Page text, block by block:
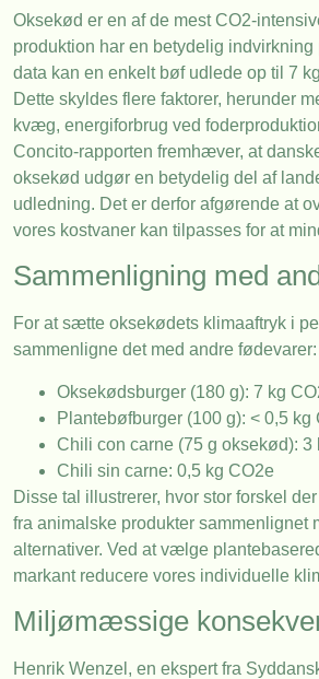
Oksekød er en af de mest CO2-
produktion har en betydelig
data kan en enkelt bøf udlede op til 7
Dette skyldes flere faktorer, herunder
kvæg, energiforbrug ved
Concito-rapporten fremhæver, at
oksekød udgør en betydelig del af
udledning. Det er derfor afgørende at
vores kostvaner kan tilpasses for at
Sammenligning med
For at sætte oksekødets klimaaftryk i
sammenligne det med andre fødevarer:
Oksekødsburger (180 g): 7 kg
Plantebøfburger (100 g): < 0,5 kg
Chili con carne (75 g oksekød): 3
Chili sin carne: 0,5 kg CO2e
Disse tal illustrerer, hvor stor forskel
fra animalske produkter sammenlignet
alternativer. Ved at vælge
markant reducere vores individuelle
Miljømæssige
Henrik Wenzel, en ekspert fra